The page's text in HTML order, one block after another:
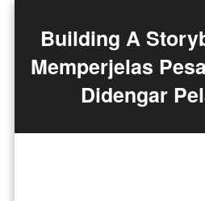
Building A
Memperjelas
Didengar